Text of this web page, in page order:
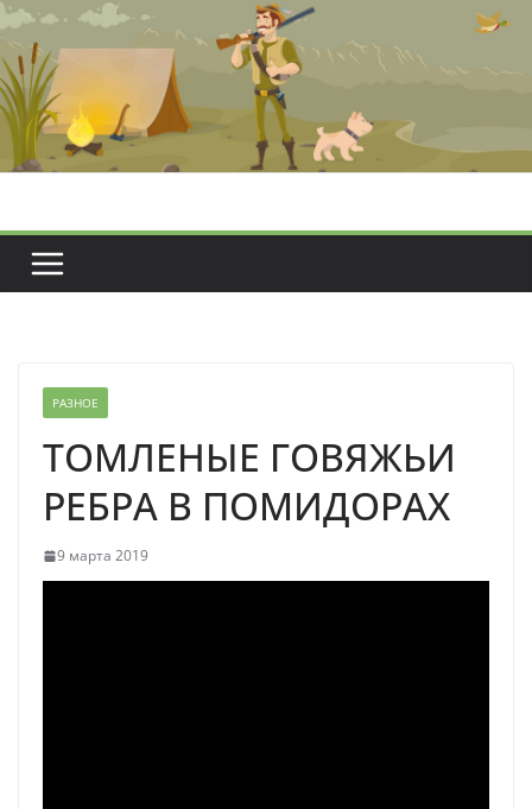
Перейти
содержимому
РАЗНОЕ
ТОМЛЕНЫЕ ГОВЯЖЬИ
РЕБРА В ПОМИДОРАХ
9 марта 2019